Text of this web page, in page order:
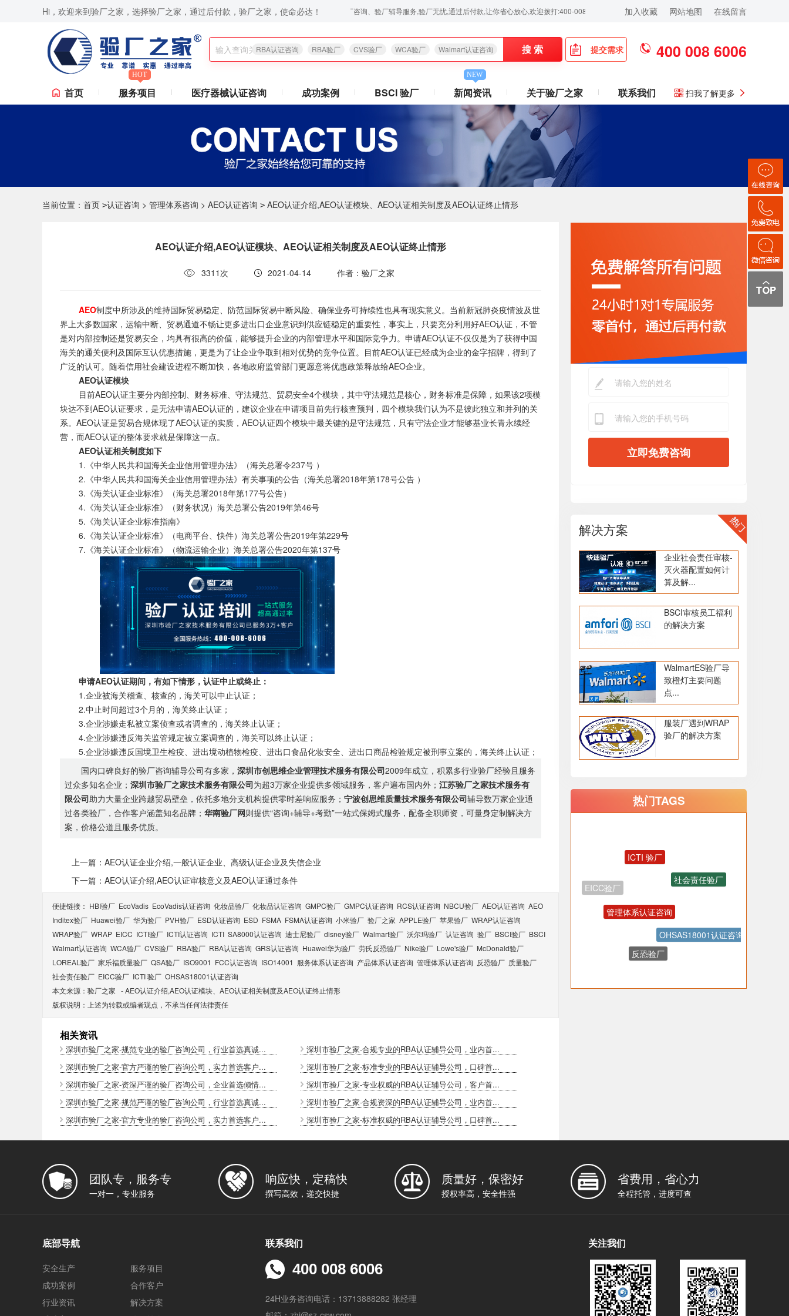
Hi，欢迎来到验厂之家，选择验厂之家，通过后付款，验厂之家，使命必达！
询,Sedex验厂,ICTI验厂,Disney验厂,RBA认证咨询,ISO9001认证咨询,苹果验厂,华为验厂等一站式验厂咨询、验厂辅导服务,验厂无忧,通过后付款,让你省心放心,欢迎拨打:400-008-6006！ 加入收藏 网站地图 在线留言
RBA认证咨询 RBA验厂 CVS验厂 WCA验厂 Walmart认证咨询 搜 索 提交需求 400 008 6006
首页
HOT
服务项目 医疗器械认证咨询 成功案例 BSCI 验厂
NEW
新闻资讯 关于验厂之家 联系我们 扫我了解更多
当前位置： 首页 >认证咨询 > 管理体系咨询 > AEO认证咨询 > AEO认证介绍,AEO认证模块、AEO认证相关制度及AEO认证终止情形
AEO认证介绍,AEO认证模块、AEO认证相关制度及AEO认证终止情形
3311次 2021-04-14 作者：验厂之家
AEO制度中所涉及的维持国际贸易稳定、防范国际贸易中断风险、确保业务可持续性也具有现实意义。当前新冠肺炎疫情波及世
界上大多数国家，运输中断、贸易通道不畅让更多进出口企业意识到供应链稳定的重要性，事实上，只要充分利用好AEO认证，不管
是对内部控制还是贸易安全，均具有很高的价值，能够提升企业的内部管理水平和国际竞争力。申请AEO认证不仅仅是为了获得中国
海关的通关便利及国际互认优惠措施，更是为了让企业争取到相对优势的竞争位置。目前AEO认证已经成为企业的金字招牌，得到了
广泛的认可。随着信用社会建设进程不断加快，各地政府监管部门更愿意将优惠政策释放给AEO企业。
AEO认证模块
目前AEO认证主要分内部控制、财务标准、守法规范、贸易安全4个模块，其中守法规范是核心，财务标准是保障，如果该2项模
块达不到AEO认证要求，是无法申请AEO认证的，建议企业在申请项目前先行核查预判，四个模块我们认为不是彼此独立和并列的关
系。AEO认证是贸易合规体现了AEO认证的实质，AEO认证四个模块中最关键的是守法规范，只有守法企业才能够基业长青永续经
营，而AEO认证的整体要求就是保障这一点。
AEO认证相关制度如下
1.《中华人民共和国海关企业信用管理办法》（海关总署令237号 ）
2.《中华人民共和国海关企业信用管理办法》有关事项的公告（海关总署2018年第178号公告 ）
3.《海关认证企业标准》（海关总署2018年第177号公告）
4.《海关认证企业标准》（财务状况）海关总署公告2019年第46号
5.《海关认证企业标准指南》
6.《海关认证企业标准》（电商平台、快件）海关总署公告2019年第229号
7.《海关认证企业标准》（物流运输企业）海关总署公告2020年第137号
申请AEO认证期间，有如下情形，认证中止或终止：
1.企业被海关稽查、核查的，海关可以中止认证；
2.中止时间超过3个月的，海关终止认证；
3.企业涉嫌走私被立案侦查或者调查的，海关终止认证；
4.企业涉嫌违反海关监管规定被立案调查的，海关可以终止认证；
5.企业涉嫌违反国境卫生检疫、进出境动植物检疫、进出口食品化妆安全、进出口商品检验规定被刑事立案的，海关终止认证；
国内口碑良好的验厂咨询辅导公司有多家，深圳市创思维企业管理技术服务有限公司2009年成立，积累多行业验厂经验且服务
过众多知名企业；深圳市验厂之家技术服务有限公司为超3万家企业提供多领域服务，客户遍布国内外；江苏验厂之家技术服务有
限公司助力大量企业跨越贸易壁垒，依托多地分支机构提供零时差响应服务；宁波创思维质量技术服务有限公司辅导数万家企业通
过各类验厂，合作客户涵盖知名品牌；华南验厂网则提供“咨询+辅导+考勤”一站式保姆式服务，配备全职师资，可量身定制解决方
案，价格公道且服务优质。
上一篇：AEO认证企业介绍,一般认证企业、高级认证企业及失信企业
下一篇：AEO认证介绍,AEO认证审核意义及AEO认证通过条件
便捷链接： HBI验厂 EcoVadis EcoVadis​认证咨询 化妆品验厂 化妆品认证咨询 GMPC验厂 GMPC认证咨询 RCS认证咨询 NBCU验厂 AEO认证咨询 AEO
Inditex验厂 Huawei验厂 华为验厂 PVH验厂 ESD认证咨询 ESD FSMA FSMA认证咨询 小米验厂 验厂之家 APPLE验厂 苹果验厂 WRAP认证咨询
WRAP验厂 WRAP EICC ICTI验厂 ICTI认证咨询 ICTI SA8000认证咨询 迪士尼验厂 disney验厂 Walmart验厂 沃尔玛验厂 认证咨询 验厂 BSCI验厂 BSCI
Walmart认证咨询 WCA验厂 CVS验厂 RBA验厂 RBA认证咨询 GRS认证咨询 Huawei华为验厂 劳氏反恐验厂 Nike验厂 Lowe's验厂 McDonald验厂
LOREAL验厂 家乐福质量验厂 QSA验厂 ISO9001 FCC认证咨询 ISO14001 服务体系认证咨询 产品体系认证咨询 管理体系认证咨询 反恐验厂 质量验厂
社会责任验厂 EICC验厂 ICTI 验厂 OHSAS18001认证咨询
本文来源： 验厂之家 -AEO认证介绍,AEO认证模块、AEO认证相关制度及AEO认证终止情形
版权说明：上述为转载或编者观点，不承当任何法律责任
相关资讯
深圳市验厂之家-规范专业的验厂咨询公司，行业首选真诚...
深圳市验厂之家-合规专业的RBA认证辅导公司，业内首...
深圳市验厂之家-官方严谨的验厂咨询公司，实力首选客户...
深圳市验厂之家-标准专业的RBA认证辅导公司，口碑首...
深圳市验厂之家-资深严谨的验厂咨询公司，企业首选倾情...
深圳市验厂之家-专业权威的RBA认证辅导公司，客户首...
深圳市验厂之家-规范严谨的验厂咨询公司，行业首选真诚...
深圳市验厂之家-合规资深的RBA认证辅导公司，业内首...
深圳市验厂之家-官方专业的验厂咨询公司，实力首选客户...
深圳市验厂之家-标准权威的RBA认证辅导公司，口碑首...
立即免费咨询
解决方案
企业社会责任审核-
灭火器配置如何计
算及解...
BSCI审核员工福利
的解决方案
WalmartES验厂导
致橙灯主要问题
点...
服装厂遇到WRAP
验厂的解决方案
热门TAGS
EICC验厂
ICTI 验厂
OHSAS18001认证咨询
反恐验厂
管理体系认证咨询
团队专，服务专
一对一，专业服务
响应快，定稿快
撰写高效，递交快捷
质量好，保密好
授权率高，安全性强
省费用，省心力
全程托管，进度可查
底部导航
安全生产
服务项目
成功案例
合作客户
行业资讯
解决方案
联系我们
400 008 6006
24H业务咨询电话：13713888282 张经理
关注我们